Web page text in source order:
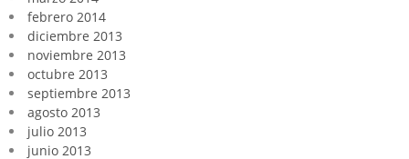
febrero 2014
diciembre 2013
noviembre 2013
octubre 2013
septiembre 2013
agosto 2013
julio 2013
junio 2013